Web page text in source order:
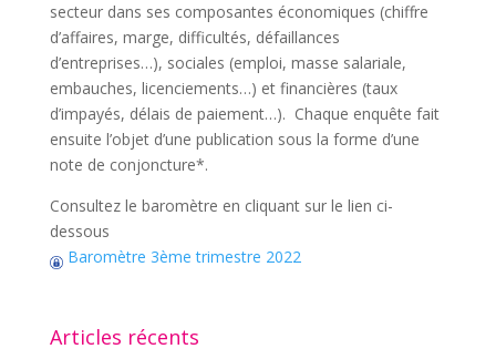
secteur dans ses composantes économiques (chiffre
d’affaires, marge, difficultés, défaillances
d’entreprises…), sociales (emploi, masse salariale,
embauches, licenciements…) et financières (taux
d’impayés, délais de paiement…). Chaque enquête fait
ensuite l’objet d’une publication sous la forme d’une
note de conjoncture*.
Consultez le baromètre en cliquant sur le lien ci-
dessous
Baromètre 3ème trimestre 2022
Articles récents